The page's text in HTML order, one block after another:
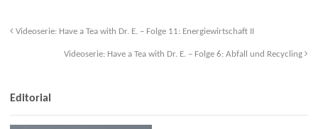
e
k
t G l e
d
e
r
ts
A
Videoserie: Have a Tea with Dr. E. – Folge 11: Energiewirtschaft II
Videoserie: Have a Tea with Dr. E. – Folge 6: Abfall und Recycling
Editorial